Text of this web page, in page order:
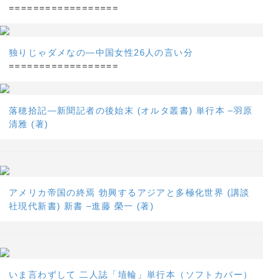
==================
独りじゃダメなの―中国女性26人の言い分
==================
落穂拾記―新聞記者の後始末 (オルタ叢書) 単行本 –羽原
清雅 (著)
アメリカ帝国の終焉 勃興するアジアと多極化世界 (講談
社現代新書) 新書 –進藤 榮一 (著)
いま言わずして 二人誌「埴輪」単行本（ソフトカバー）